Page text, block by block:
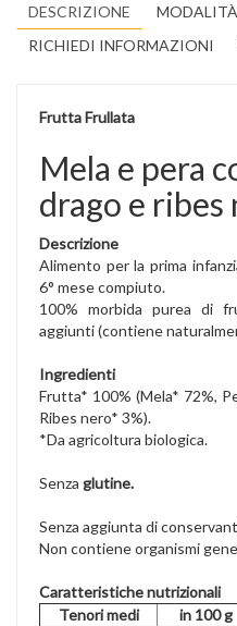
DESCRIZIONE
RICHIEDI INFORMAZIONI
Frutta Frullata
Mela e pera
drago e ribes
Descrizione
Alimento per la prima
6° mese compiuto.
100% morbida purea di
aggiunti (contiene
Ingredienti
Frutta* 100% (Mela* 72%,
Ribes nero* 3%).
*Da agricoltura biologica.
Senza glutine.
Senza aggiunta di
Non contiene organismi
Caratteristiche nutrizionali
Tenori medi
in 100 g